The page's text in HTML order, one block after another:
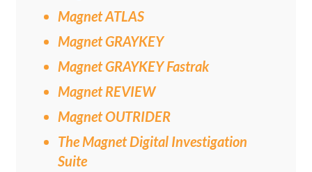
Magnet ATLAS
Magnet GRAYKEY
Magnet GRAYKEY Fastrak
Magnet REVIEW
Magnet OUTRIDER
The Magnet Digital Investigation
Suite